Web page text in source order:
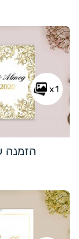
x1
הזמנה